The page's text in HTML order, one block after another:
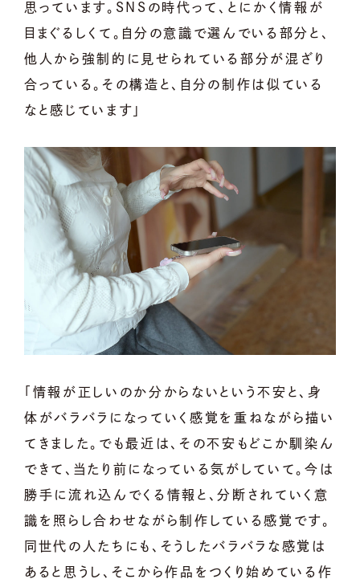
思っています。SNSの時代って、とにかく情報が
目まぐるしくて。自分の意識で選んでいる部分と、
他人から強制的に見せられている部分が混ざり
合っている。その構造と、自分の制作は似ている
なと感じています」
「情報が正しいのか分からないという不安と、身
体がバラバラになっていく感覚を重ねながら描い
てきました。でも最近は、その不安もどこか馴染ん
できて、当たり前になっている気がしていて。今は
勝手に流れ込んでくる情報と、分断されていく意
識を照らし合わせながら制作している感覚です。
同世代の人たちにも、そうしたバラバラな感覚は
あると思うし、そこから作品をつくり始めている作